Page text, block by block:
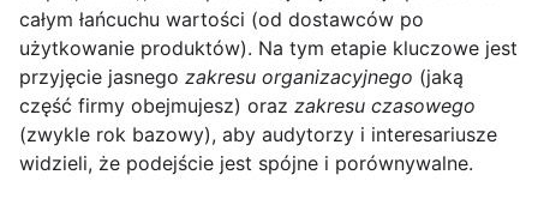
całym łańcuchu wartości (od dostawców po
użytkowanie produktów). Na tym etapie kluczowe jest
przyjęcie jasnego zakresu organizacyjnego (jaką
część firmy obejmujesz) oraz zakresu czasowego
(zwykle rok bazowy), aby audytorzy i interesariusze
widzieli, że podejście jest spójne i porównywalne.